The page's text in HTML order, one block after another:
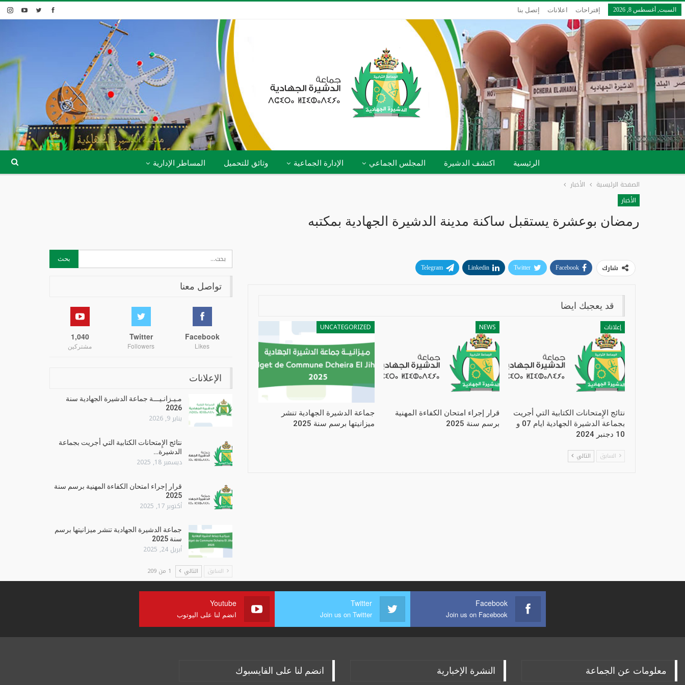
السبت, أغسطس 8, 2026 إقتراحات اعلانات إتصل بنا
الرئيسية اكتشف الدشيرة المجلس الجماعي الإدارة الجماعية وثائق للتحميل المساطر الإدارية
الصفحة الرئيسية
الأخبار
الأخبار
رمضان بوعشرة يستقبل ساكنة مدينة الدشيرة الجهادية بمكتبه
شارك Facebook
Twitter
Linkedin
Telegram
قد يعجبك ايضا
إعلانات
نتائج الإِمتحانات الكتابية التي أجريت
بجماعة الدشيرة الجهادية ايام 07 و
10 دجنبر 2024
NEWS
قرار إجراء امتحان الكفاءة المهنية
برسم سنة 2025
UNCATEGORIZED
جماعة الدشيرة الجهادية تنشر
ميزانيتها برسم سنة 2025
السابق التالي
تواصل معنا
Facebook
Likes
Twitter
Followers
1,040
مشتركين
الإعلانات
مـيـزانـيـــة جماعة الدشيرة الجهادية سنة
2026
يناير 9, 2026
نتائج الإِمتحانات الكتابية التي أجريت بجماعة
الدشيرة…
ديسمبر 18, 2025
قرار إجراء امتحان الكفاءة المهنية برسم سنة
2025
أكتوبر 17, 2025
جماعة الدشيرة الجهادية تنشر ميزانيتها برسم
سنة 2025
أبريل 24, 2025
السابق التالي 1 من 209
Facebook
Join us on Facebook
Twitter
Join us on Twitter
Youtube
انضم لنا على اليوتوب
معلومات عن الجماعة النشرة الإخبارية انضم لنا على الفايسبوك